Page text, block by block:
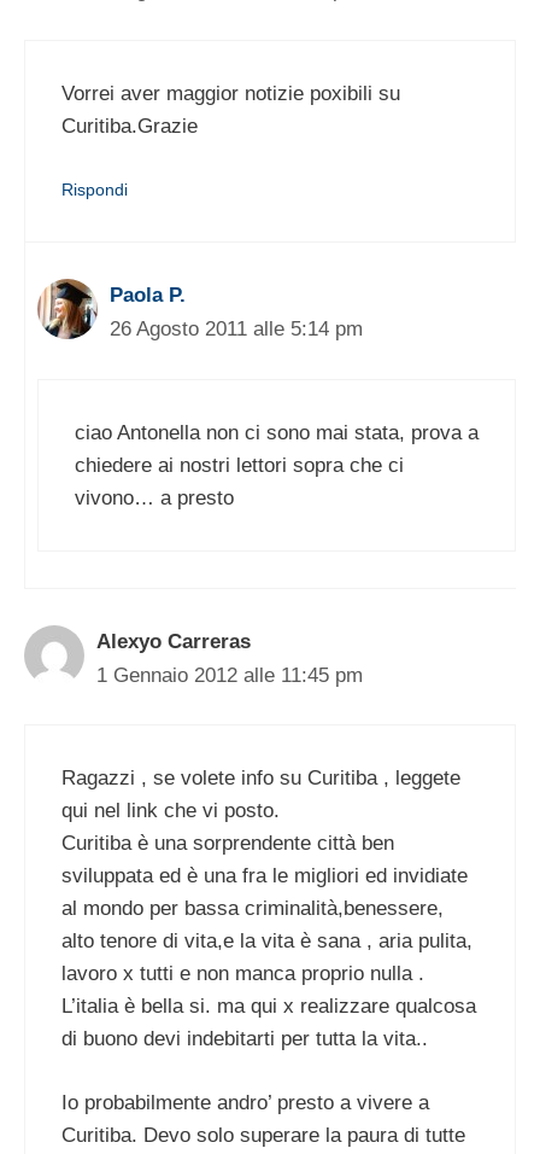
Vorrei aver maggior notizie poxibili su
Curitiba.Grazie
Rispondi
Paola P.
26 Agosto 2011 alle 5:14 pm
ciao Antonella non ci sono mai stata, prova a
chiedere ai nostri lettori sopra che ci
vivono… a presto
Alexyo Carreras
1 Gennaio 2012 alle 11:45 pm
Ragazzi , se volete info su Curitiba , leggete
qui nel link che vi posto.
Curitiba è una sorprendente città ben
sviluppata ed è una fra le migliori ed invidiate
al mondo per bassa criminalità,benessere,
alto tenore di vita,e la vita è sana , aria pulita,
lavoro x tutti e non manca proprio nulla .
L’italia è bella si. ma qui x realizzare qualcosa
di buono devi indebitarti per tutta la vita..
Io probabilmente andro’ presto a vivere a
Curitiba. Devo solo superare la paura di tutte